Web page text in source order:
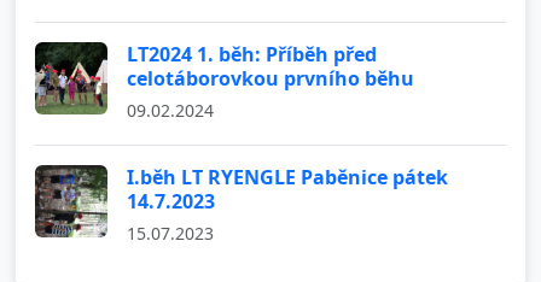
LT2024 1. běh: Příběh před
celotáborovkou prvního běhu
09.02.2024
I.běh LT RYENGLE Paběnice pátek
14.7.2023
15.07.2023